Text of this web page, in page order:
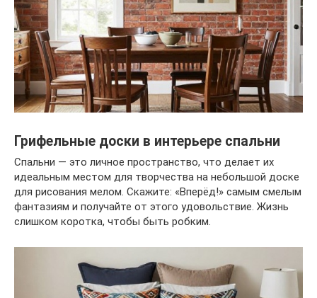
Грифельные доски в интерьере спальни
Спальни — это личное пространство, что делает их
идеальным местом для творчества на небольшой доске
для рисования мелом. Скажите: «Вперёд!» самым смелым
фантазиям и получайте от этого удовольствие. Жизнь
слишком коротка, чтобы быть робким.